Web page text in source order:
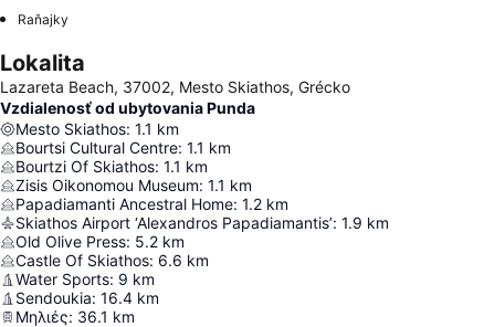
Raňajky
Lokalita
Lazareta Beach, 37002, Mesto Skiathos, Grécko
Vzdialenosť od ubytovania Punda
Mesto Skiathos: 1.1 km
Bourtsi Cultural Centre: 1.1 km
Bourtzi Of Skiathos: 1.1 km
Zisis Oikonomou Museum: 1.1 km
Papadiamanti Ancestral Home: 1.2 km
Skiathos Airport ‘Alexandros Papadiamantis’: 1.9 km
Old Olive Press: 5.2 km
Castle Of Skiathos: 6.6 km
Water Sports: 9 km
Sendoukia: 16.4 km
Μηλιές: 36.1 km